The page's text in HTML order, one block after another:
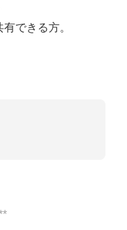
有できる方。